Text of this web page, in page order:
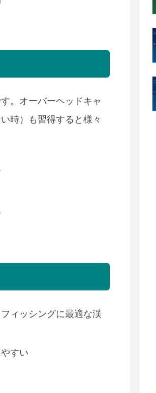
。オーバーヘッドキャ
時）も習得すると様々
ィッシングに最適な渓
すい